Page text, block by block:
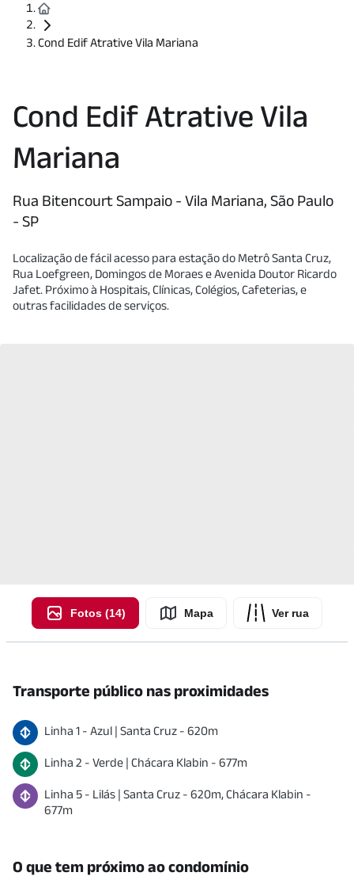
Cond Edif Atrative Vila Mariana
Cond Edif Atrative Vila
Mariana
Rua Bitencourt Sampaio - Vila Mariana, São Paulo
- SP
Localização de fácil acesso para estação do Metrô Santa Cruz,
Rua Loefgreen, Domingos de Moraes e Avenida Doutor Ricardo
Jafet. Próximo à Hospitais, Clínicas, Colégios, Cafeterias, e
outras facilidades de serviços.
Fotos (14) Mapa Ver rua
Transporte público nas proximidades
Linha 1 - Azul | Santa Cruz - 620m
Linha 2 - Verde | Chácara Klabin - 677m
Linha 5 - Lilás | Santa Cruz - 620m,Chácara Klabin -
677m
O que tem próximo ao condomínio